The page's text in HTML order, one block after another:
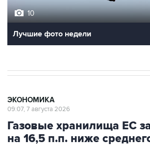
Лучшие фото недели
Газовые хранилища ЕС
на 16,5 п.п. ниже среднего
Москва. 7 августа. INTERFAX.RU